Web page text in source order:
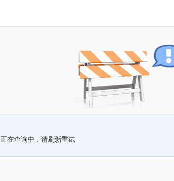
正在查询中，请刷新重试